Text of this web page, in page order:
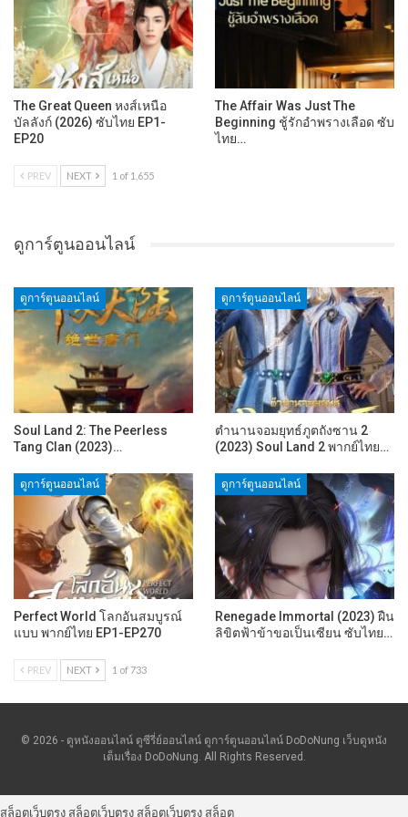
The Great Queen หงส์เหนือ
บัลลังก์ (2026) ซับไทย EP1-
EP20
The Affair Was Just The
Beginning ชู้รักอำพรางเลือด ซับ
ไทย…
PREV NEXT 1 of 1,655
ดูการ์ตูนออนไลน์
ดูการ์ตูนออนไลน์
Soul Land 2: The Peerless
Tang Clan (2023)…
ดูการ์ตูนออนไลน์
ตำนานจอมยุทธ์ภูตถังซาน 2
(2023) Soul Land 2 พากย์ไทย…
ดูการ์ตูนออนไลน์
Perfect World โลกอันสมบูรณ์
แบบ พากย์ไทย EP1-EP270
ดูการ์ตูนออนไลน์
Renegade Immortal (2023) ฝืน
ลิขิตฟ้าข้าขอเป็นเซียน ซับไทย…
PREV NEXT 1 of 733
© 2026 - ดูหนังออนไลน์ ดูซีรี่ย์ออนไลน์ ดูการ์ตูนออนไลน์ DoDoNung เว็บดูหนัง
เต็มเรื่อง DoDoNung. All Rights Reserved.
สล็อตเว็บตรง สล็อตเว็บตรง สล็อตเว็บตรง สล็อต